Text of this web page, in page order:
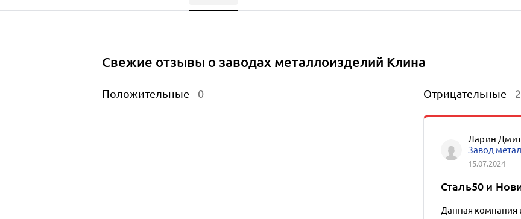
Свежие отзывы о заводах металлоизделий Клина
Положительные 0 Отрицательные 2
Ларин
Завод
15.07.2024
Сталь50 и
Данная компания